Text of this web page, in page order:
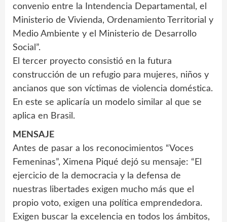
convenio entre la Intendencia Departamental, el
Ministerio de Vivienda, Ordenamiento Territorial y
Medio Ambiente y el Ministerio de Desarrollo
Social”.
El tercer proyecto consistió en la futura
construcción de un refugio para mujeres, niños y
ancianos que son víctimas de violencia doméstica.
En este se aplicaría un modelo similar al que se
aplica en Brasil.
MENSAJE
Antes de pasar a los reconocimientos “Voces
Femeninas”, Ximena Piqué dejó su mensaje: “El
ejercicio de la democracia y la defensa de
nuestras libertades exigen mucho más que el
propio voto, exigen una política emprendedora.
Exigen buscar la excelencia en todos los ámbitos,